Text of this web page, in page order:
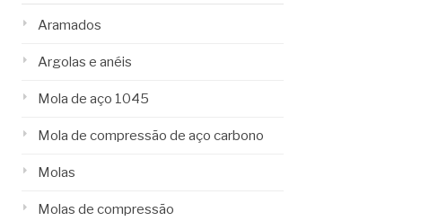
Aramados
Argolas e anéis
Mola de aço 1045
Mola de compressão de aço carbono
Molas
Molas de compressão